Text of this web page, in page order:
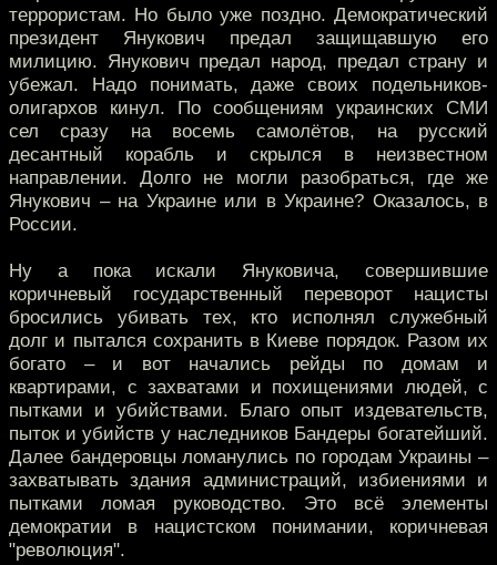
террористам. Но было уже поздно. Демократический
президент Янукович предал защищавшую его
милицию. Янукович предал народ, предал страну и
убежал. Надо понимать, даже своих подельников-
олигархов кинул. По сообщениям украинских СМИ
сел сразу на восемь самолётов, на русский
десантный корабль и скрылся в неизвестном
направлении. Долго не могли разобраться, где же
Янукович – на Украине или в Украине? Оказалось, в
России.
Ну а пока искали Януковича, совершившие
коричневый государственный переворот нацисты
бросились убивать тех, кто исполнял служебный
долг и пытался сохранить в Киеве порядок. Разом их
богато – и вот начались рейды по домам и
квартирами, с захватами и похищениями людей, с
пытками и убийствами. Благо опыт издевательств,
пыток и убийств у наследников Бандеры богатейший.
Далее бандеровцы ломанулись по городам Украины –
захватывать здания администраций, избиениями и
пытками ломая руководство. Это всё элементы
демократии в нацистском понимании, коричневая
"революция".